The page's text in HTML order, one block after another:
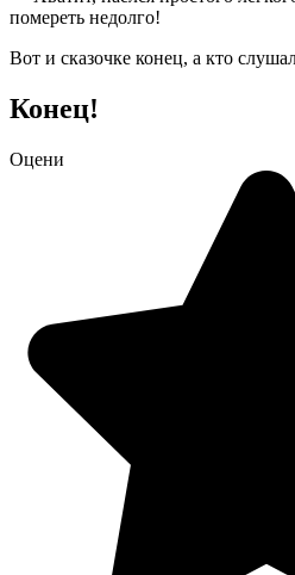
помереть недолго!
Вот и сказочке конец, а кто
Конец!
Оцени